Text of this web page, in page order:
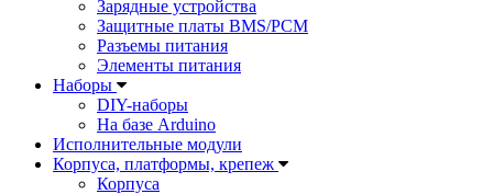
Зарядные устройства
Защитные платы BMS/PCM
Разъемы питания
Элементы питания
Наборы
DIY-наборы
На базе Arduino
Исполнительные модули
Корпуса, платформы, крепеж
Корпуса